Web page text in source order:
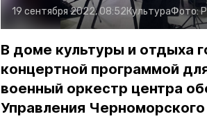
19 сентября 2022, 08:52КультураФото:
В доме культуры и отдыха
концертной программой
военный оркестр центра
Управления